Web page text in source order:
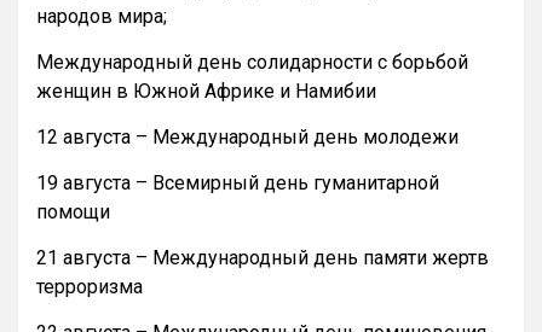
народов мира;
Международный день солидарности с борьбой
женщин в Южной Африке и Намибии
12 августа – Международный день молодежи
19 августа – Всемирный день гуманитарной
помощи
21 августа – Международный день памяти жертв
терроризма